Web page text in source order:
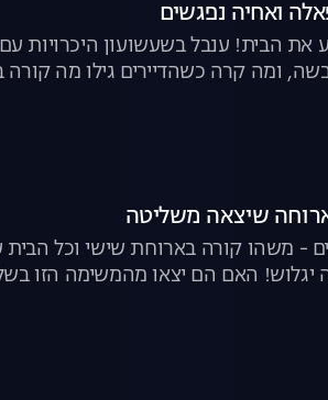
ומה קרה כשהדיירים גילו מה קורה
- משהו קורה בארוחת שישי וכל הבית
יגלוש! האם הם יצאו מהמשימה הזו